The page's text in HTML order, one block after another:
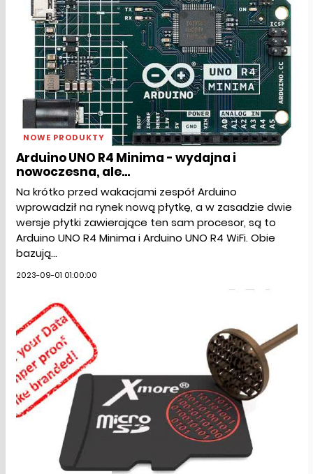
NOWE PRODUKTY
Arduino UNO R4 Minima - wydajna i
nowoczesna, ale...
Na krótko przed wakacjami zespół Arduino
wprowadził na rynek nową płytkę, a w zasadzie dwie
wersje płytki zawierające ten sam procesor, są to
Arduino UNO R4 Minima i Arduino UNO R4 WiFi. Obie
bazują...
2023-09-01 01:00:00